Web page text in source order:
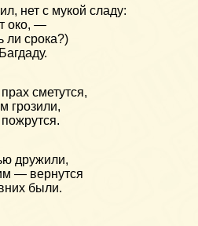
нет с мукой сладу:
око, —
ли срока?)
сметутся,
грозили,
дружили,
— вернутся
были.